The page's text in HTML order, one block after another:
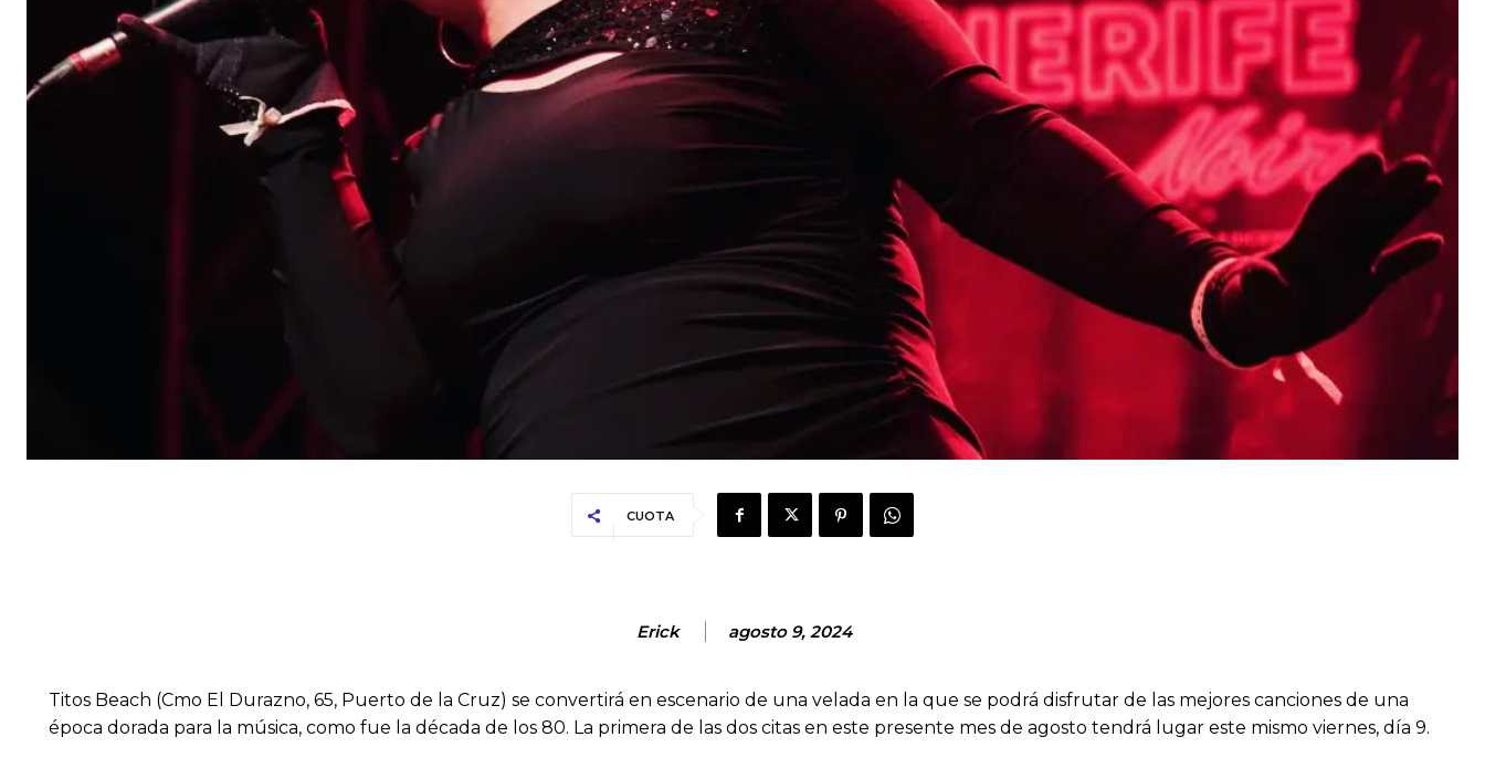
CUOTA
Erick agosto 9, 2024
Titos Beach (Cmo El Durazno, 65, Puerto de la Cruz) se convertirá en escenario de una velada en la que se podrá disfrutar de las mejores canciones de una
época dorada para la música, como fue la década de los 80. La primera de las dos citas en este presente mes de agosto tendrá lugar este mismo viernes, día 9.